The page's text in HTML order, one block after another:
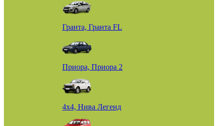
Гранта, Гранта FL
Приора, Приора 2
4х4, Нива Легенд